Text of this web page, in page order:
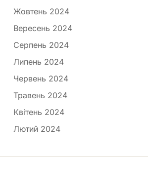
Жовтень 2024
Вересень 2024
Серпень 2024
Липень 2024
Червень 2024
Травень 2024
Квітень 2024
Лютий 2024